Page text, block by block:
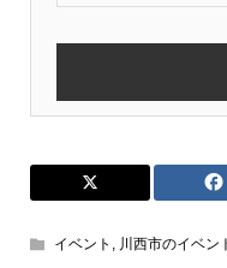
イベント , 川西市のイベン